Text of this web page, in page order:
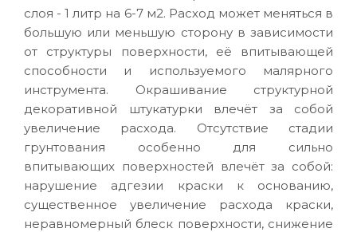
слоя - 1 литр на 6-7 м2. Расход может меняться в
большую или меньшую сторону в зависимости
от структуры поверхности, её впитывающей
способности и используемого малярного
инструмента. Окрашивание структурной
декоративной штукатурки влечёт за собой
увеличение расхода. Отсутствие стадии
грунтования особенно для сильно
впитывающих поверхностей влечёт за собой:
нарушение адгезии краски к основанию,
существенное увеличение расхода краски,
неравномерный блеск поверхности, снижение